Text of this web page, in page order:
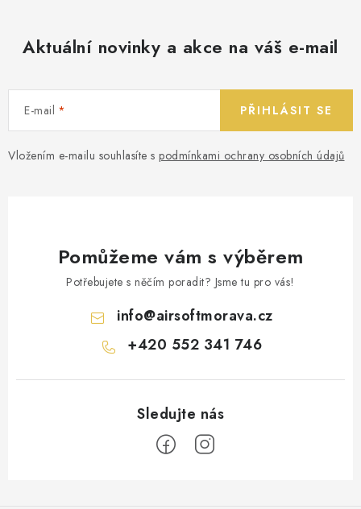
Aktuální novinky a akce na váš e-mail
E-mail
Vložením e-mailu souhlasíte s podmínkami ochrany osobních údajů
PŘIHLÁSIT SE
Pomůžeme vám s výběrem
Potřebujete s něčím poradit? Jsme tu pro vás!
info@airsoftmorava.cz
+420 552 341 746